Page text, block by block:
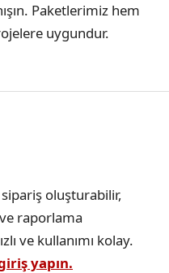
Paketlerimiz hem
uygundur.
oluşturabilir,
raporlama
ve kullanımı kolay.
yapın.